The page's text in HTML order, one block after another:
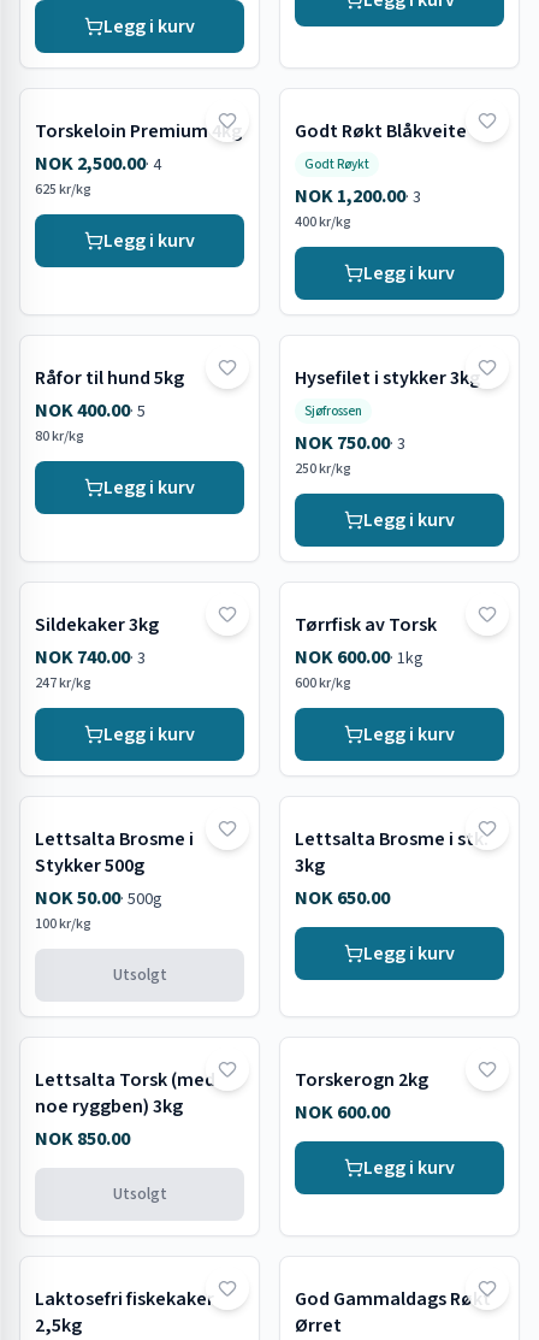
Legg i kurv
Torskeloin Premium 4kg
NOK 2,500.00· 4
625 kr/kg
Legg i kurv
Godt Røkt Blåkveite
Godt Røykt
NOK 1,200.00· 3
400 kr/kg
Legg i kurv
Råfor til hund 5kg
NOK 400.00· 5
80 kr/kg
Legg i kurv
Hysefilet i stykker 3kg
Sjøfrossen
NOK 750.00· 3
250 kr/kg
Legg i kurv
Sildekaker 3kg
NOK 740.00· 3
247 kr/kg
Legg i kurv
Tørrfisk av Torsk
NOK 600.00· 1kg
600 kr/kg
Legg i kurv
Utsolgt
Lettsalta Brosme i
Stykker 500g
NOK 50.00· 500g
100 kr/kg
Utsolgt
Lettsalta Brosme i stk.
3kg
NOK 650.00
Legg i kurv
Utsolgt
Lettsalta Torsk (med
noe ryggben) 3kg
NOK 850.00
Utsolgt
Torskerogn 2kg
NOK 600.00
Legg i kurv
Laktosefri fiskekaker
2,5kg
God Gammaldags Røkt
Ørret